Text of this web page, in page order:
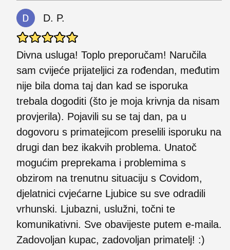
D. P.
Divna usluga! Toplo preporučam! Naručila
sam cvijeće prijateljici za rođendan, međutim
nije bila doma taj dan kad se isporuka
trebala dogoditi (što je moja krivnja da nisam
provjerila). Pojavili su se taj dan, pa u
dogovoru s primatejicom preselili isporuku na
drugi dan bez ikakvih problema. Unatoč
mogućim preprekama i problemima s
obzirom na trenutnu situaciju s Covidom,
djelatnici cvjećarne Ljubice su sve odradili
vrhunski. Ljubazni, uslužni, točni te
komunikativni. Sve obavijeste putem e-maila.
Zadovoljan kupac, zadovoljan primatelj! :)